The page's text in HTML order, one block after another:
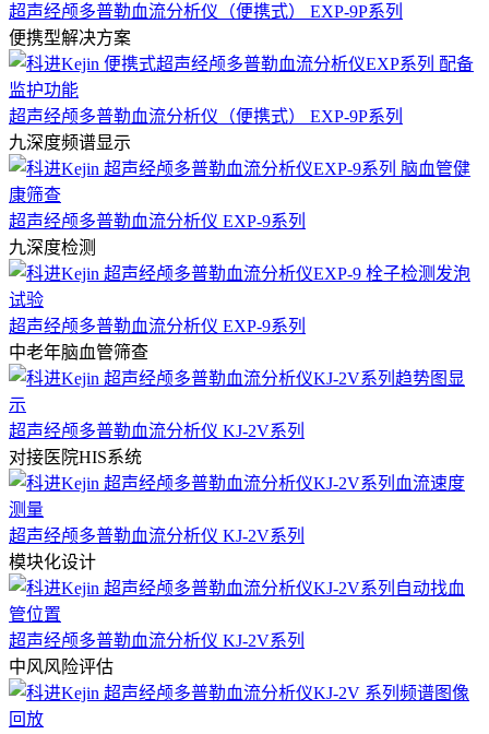
超声经颅多普勒血流分析仪（便携式） EXP-9P系列
便携型解决方案
超声经颅多普勒血流分析仪（便携式） EXP-9P系列
九深度频谱显示
超声经颅多普勒血流分析仪 EXP-9系列
九深度检测
超声经颅多普勒血流分析仪 EXP-9系列
中老年脑血管筛查
超声经颅多普勒血流分析仪 KJ-2V系列
对接医院HIS系统
超声经颅多普勒血流分析仪 KJ-2V系列
模块化设计
超声经颅多普勒血流分析仪 KJ-2V系列
中风风险评估